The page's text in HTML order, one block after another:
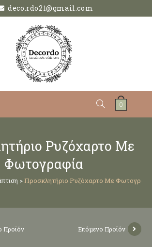
deco.rdo21@gmail.com
0
Ρυζόχαρτο Με
Φωτογραφία
>Προσκλητήριο Ρυζόχαρτο Με
Προϊόν Επόμενο Προϊόν